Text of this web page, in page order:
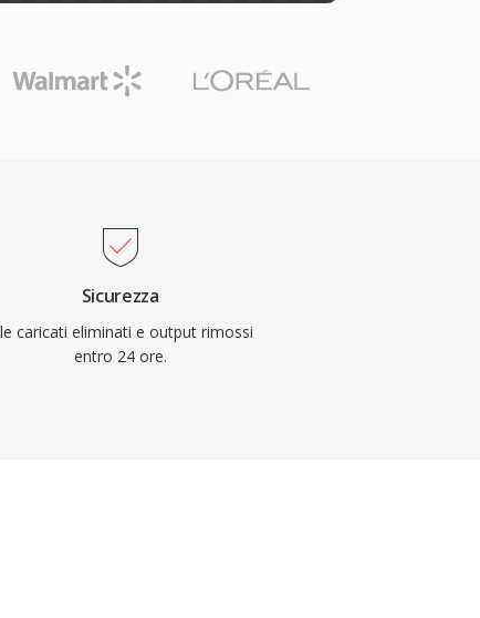
Sicurezza
caricati eliminati e output rimossi
entro 24 ore.